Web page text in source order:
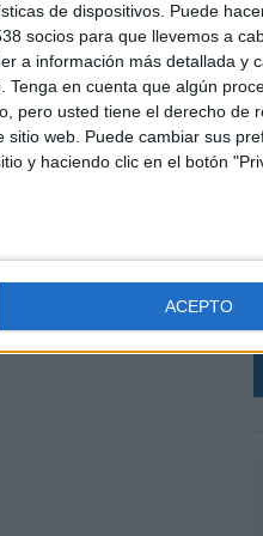
de dispositivos. Puede
socios para que llevemos a
a información más detallada y
Tenga en cuenta que algún
pero usted tiene el derecho de
web. Puede cambiar sus
y haciendo clic en el botón
ACEPTO
de configurar
contará con un
complementarios
y Fernando
PIN